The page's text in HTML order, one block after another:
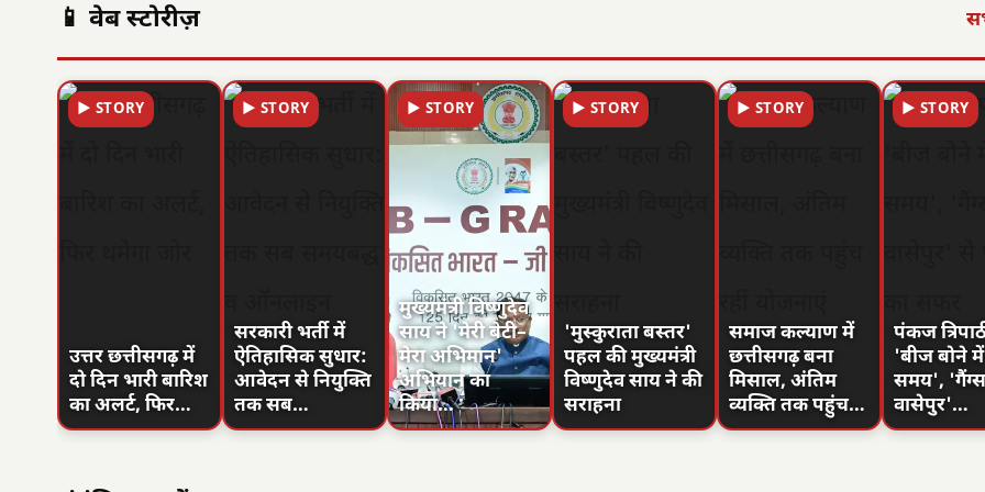
📱 वेब स्टोरीज़
▶ STORY
उत्तर छत्तीसगढ़ में
दो दिन भारी बारिश
का अलर्ट, फिर…
▶ STORY
सरकारी भर्ती में
ऐतिहासिक सुधार:
आवेदन से नियुक्ति
तक सब…
▶ STORY
मुख्यमंत्री विष्णुदेव
साय ने 'मेरी बेटी–
मेरा अभिमान'
अभियान का
किया…
▶ STORY
'मुस्कुराता बस्तर'
पहल की मुख्यमंत्री
विष्णुदेव साय ने की
सराहना
▶ STORY
समाज कल्याण में
छत्तीसगढ़ बना
मिसाल, अंतिम
व्यक्ति तक पहुंच…
▶ STORY
पंकज
'बीज बोने
समय',
वासेपुर'…